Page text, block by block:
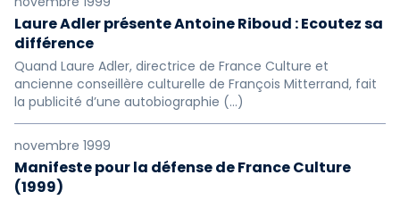
Laure Adler présente Antoine Riboud : Ecoutez sa
différence
Quand Laure Adler, directrice de France Culture et
ancienne conseillère culturelle de François Mitterrand, fait
la publicité d’une autobiographie (…)
novembre 1999
Manifeste pour la défense de France Culture
(1999)